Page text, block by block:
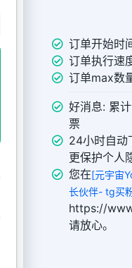
订单开始时
订单执行速
订单max数
好消息: 累
票
24小时自动
更保护个人
您在[元宇宙
长伙伴- tg买
https://
请放心。